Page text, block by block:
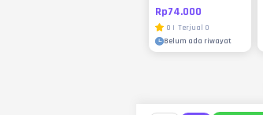
Rp74.000
0 | Terjual 0
Belum ada riwayat